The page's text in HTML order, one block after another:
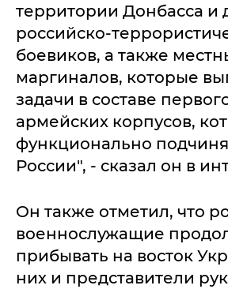
территории Донбасса и
российско-
боевиков, а также
маргиналов, которые
задачи в составе
армейских корпусов,
функционально
России", - сказал он в
Он также отметил, что
военнослужащие
прибывать на восток
них и представители